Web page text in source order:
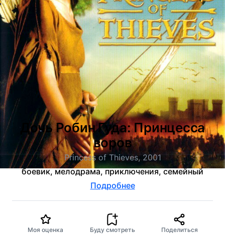
Дочь Робин Гуда: Принцесса
воров
Princess of Thieves, 2001
боевик, мелодрама, приключения, семейный
Подробнее
Моя оценка Буду смотреть Поделиться